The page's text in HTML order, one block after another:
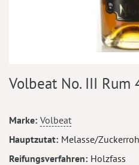
Anfang
springen
Volbeat No. III Rum
Mehr
Informationen
Marke Volbeat
Hauptzutat Melasse/
Reifungsverfahren Holzfass